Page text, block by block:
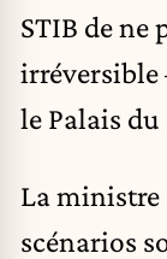
STIB de ne
le Palais
La ministre
scénarios